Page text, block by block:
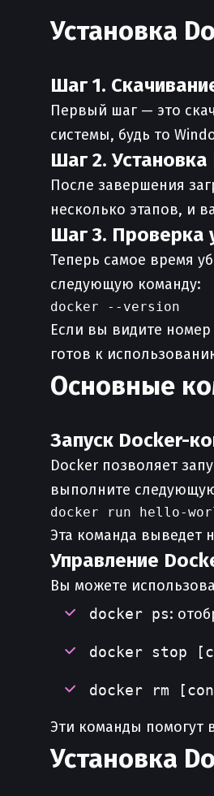
Установка
Шаг 1.
Первый шаг — это
системы, будь то
Шаг 2.
После завершения
несколько этапов, и
Шаг 3. Проверка
Теперь самое время
следующую команду:
Если вы видите
готов к
Основные
Запуск Docker-
Docker позволяет
выполните
Эта команда выведет
Управление
Вы можете
docker ps:
docker stop
docker rm
Эти команды помогут
Установка